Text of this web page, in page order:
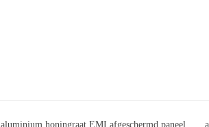
aluminium honingraat EMI afgeschermd paneel